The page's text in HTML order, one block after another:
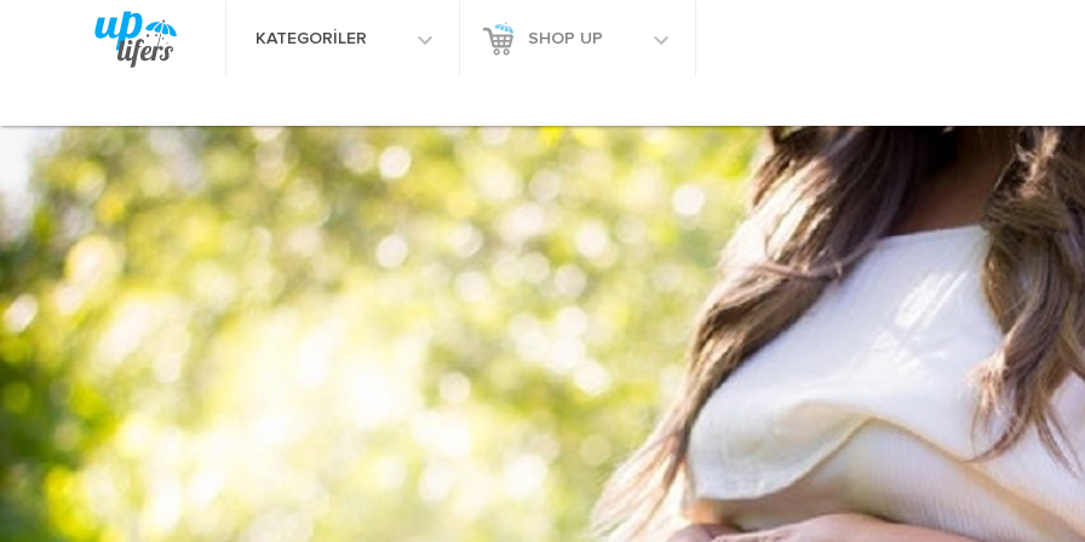
KATEGORİLER SHOP UP